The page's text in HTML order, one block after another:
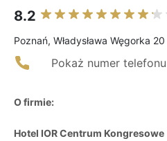
8.2
Poznań, Władysława Węgorka 20
Pokaż numer telefonu
O firmie:
Hotel IOR Centrum Kongresowe